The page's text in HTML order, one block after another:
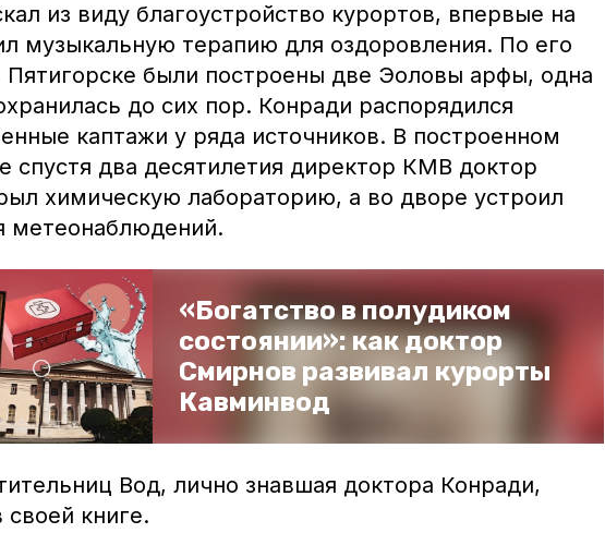
из виду благоустройство курортов, впервые на
музыкальную терапию для оздоровления. По его
Пятигорске были построены две Эоловы арфы, одна
до сих пор. Конради распорядился
каптажи у ряда источников. В построенном
спустя два десятилетия директор КМВ доктор
химическую лабораторию, а во дворе устроил
метеонаблюдений.
«Богатство в полудиком
состоянии»: как доктор
Смирнов развивал курорты
Кавминвод
Вод, лично знавшая доктора Конради,
своей книге.